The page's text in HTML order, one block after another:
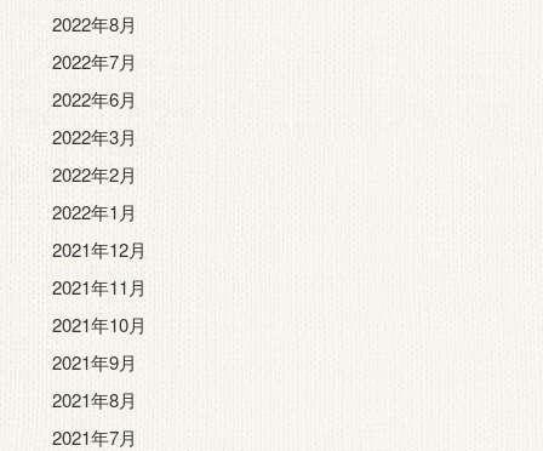
2022年8月
2022年7月
2022年6月
2022年3月
2022年2月
2022年1月
2021年12月
2021年11月
2021年10月
2021年9月
2021年8月
2021年7月